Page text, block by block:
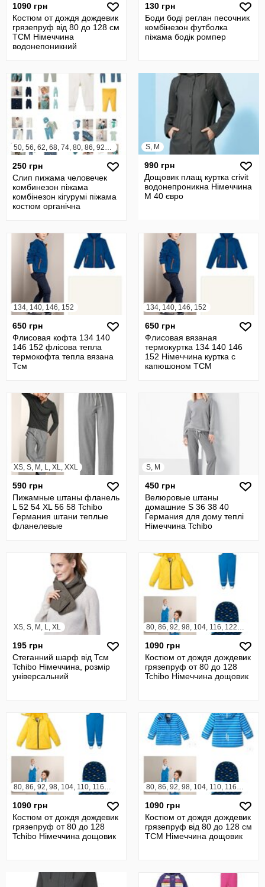
1090 грн
Костюм от дождя дождевик
грязепруф від 80 до 128 см
TCM Німеччина
водонепоникний
130 грн
Боди боді реглан песочник
комбінезон футболка
піжама бодік ромпер
250 грн
Слип пижама человечек
комбинезон піжама
комбінезон кігурумі піжама
костюм органічна
S, M
990 грн
Дощовик плащ куртка crivit
водонепроникна Німеччина
М 40 євро
134, 140, 146, 152
650 грн
Флисовая кофта 134 140
146 152 флісова тепла
термокофта тепла вязана
Тсм
134, 140, 146, 152
650 грн
Флисовая вязаная
термокуртка 134 140 146
152 Німеччина куртка с
капюшоном TCM
XS, S, M, L, XL, XXL
590 грн
Пижамные штаны фланель
L 52 54 XL 56 58 Tchibo
Германия штани теплые
фланелевые
S, M
450 грн
Велюровые штаны
домашние S 36 38 40
Германия для дому теплі
Німеччина Tchibo
XS, S, M, L, XL
195 грн
Стеганний шарф від Тсм
Tchibo Німеччина, розмір
універсальний
1090 грн
Костюм от дождя дождевик
грязепруф от 80 до 128
Tchibo Німеччина дощовик
1090 грн
Костюм от дождя дождевик
грязепруф от 80 до 128
Tchibo Німеччина дощовик
1090 грн
Костюм от дождя дождевик
грязепруф від 80 до 128 см
TCM Німеччина дощовик